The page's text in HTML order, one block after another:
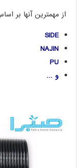
از مهمترین آنها بر
SIDE
NAJIN
PU
و …